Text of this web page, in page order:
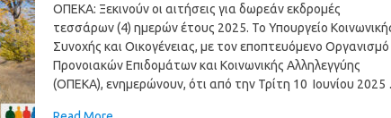
ΟΠΕΚΑ: Ξεκινούν οι αιτήσεις για δωρεάν εκδρομές
τεσσάρων (4) ημερών έτους 2025. Το Υπουργείο
Συνοχής και Οικογένειας, με τον εποπτευόμενο Οργανισμό
Προνοιακών Επιδομάτων και Κοινωνικής Αλληλεγγύης
(ΟΠΕΚΑ), ενημερώνουν, ότι από την Τρίτη 10 Ιουνίου